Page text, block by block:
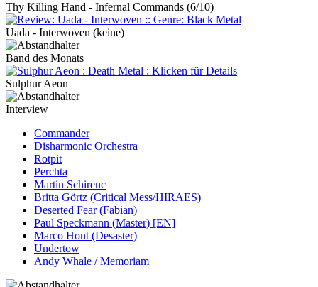
Thy Killing Hand - Infernal Commands (6/10)
Uada - Interwoven (keine)
Band des Monats
Sulphur Aeon
Interview
Commander
Disharmonic Orchestra
Rotpit
Perchta
Martin Schirenc
Britta Görtz (Critical Mess/HIRAES)
Deserted Fear (Fabian)
Paul Speckmann (Master) [EN]
Marco Hont (Desaster)
Undertow
Andy Whale / Memoriam